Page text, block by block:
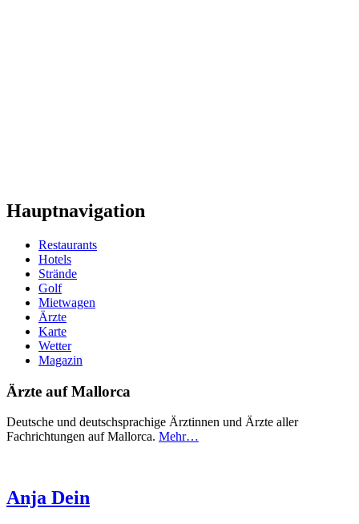
Hauptnavigation
Restaurants
Hotels
Strände
Golf
Mietwagen
Ärzte
Karte
Wetter
Magazin
Ärzte auf Mallorca
Deutsche und deutschsprachige Ärztinnen und Ärzte aller
Fachrichtungen auf Mallorca. Mehr…
Anja Dein